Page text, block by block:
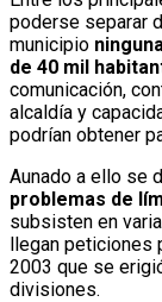
poderse separar
municipio
de 40 mil
comunicación,
alcaldía y
podrían obtener
Aunado a ello se
problemas de
subsisten en
llegan peticiones
2003 que se
divisiones.